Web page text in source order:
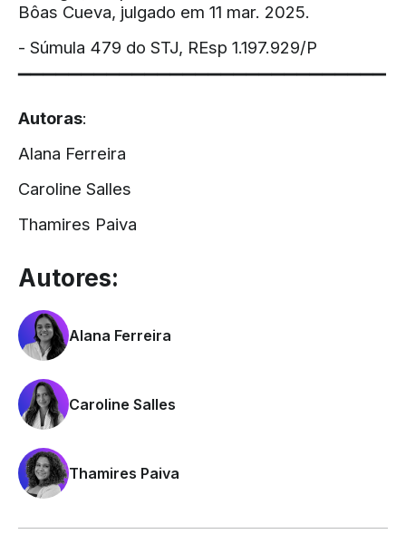
Bôas Cueva, julgado em 11 mar. 2025.
- Súmula 479 do STJ, REsp 1.197.929/P
▔▔▔▔▔▔▔▔▔▔▔▔▔▔▔▔▔▔▔▔▔▔▔▔▔▔▔▔▔
Autoras:
Alana Ferreira
Caroline Salles
Thamires Paiva
Autores:
Alana Ferreira
Caroline Salles
Thamires Paiva